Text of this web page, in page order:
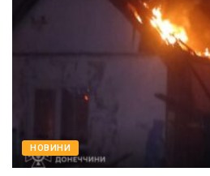
НОВИНИ